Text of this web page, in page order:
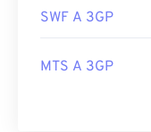
SWF A 3GP
MTS A 3GP